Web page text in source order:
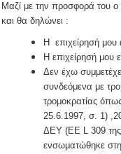
Μαζί με την προσφορά του
και θα δηλώνει :
Η επιχείρησή μου
Η επιχείρησή μου
Δεν έχω
συνδεόμενα με
τρομοκρατίας
25.6.1997, σ. 1)
ΔΕΥ (ΕΕ L 309
ενσωματώθηκε